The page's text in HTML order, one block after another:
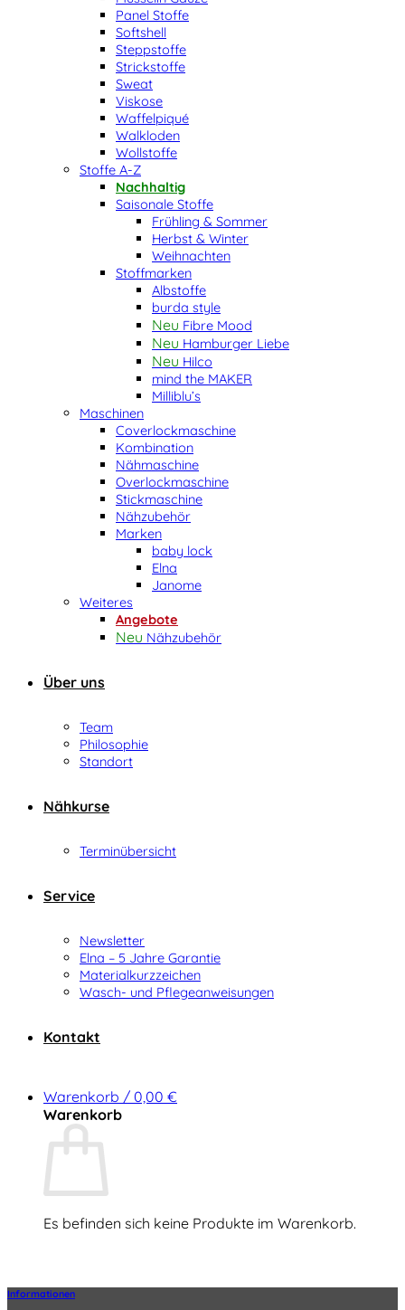
Panel Stoffe
Softshell
Steppstoffe
Strickstoffe
Sweat
Viskose
Waffelpiqué
Walkloden
Wollstoffe
Stoffe A-Z
Nachhaltig
Saisonale Stoffe
Frühling & Sommer
Herbst & Winter
Weihnachten
Stoffmarken
Albstoffe
burda style
Fibre Mood
Hamburger Liebe
Hilco
mind the MAKER
Milliblu’s
Maschinen
Coverlockmaschine
Kombination
Nähmaschine
Overlockmaschine
Stickmaschine
Nähzubehör
Marken
baby lock
Elna
Janome
Weiteres
Angebote
Nähzubehör
Über uns
Team
Philosophie
Standort
Nähkurse
Terminübersicht
Service
Newsletter
Elna – 5 Jahre Garantie
Materialkurzzeichen
Wasch- und Pflegeanweisungen
Kontakt
Warenkorb / 0,00 €
Warenkorb
Es befinden sich keine Produkte im Warenkorb.
Informationen